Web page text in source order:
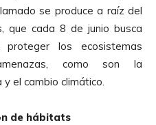
se produce a raíz del
que cada 8 de junio busca
los ecosistemas
como son la
el cambio climático.
de hábitats